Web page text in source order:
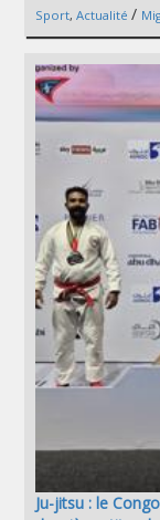
Sport, Actualité /
Ju-jitsu : le